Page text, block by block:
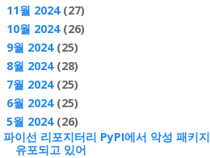
11월 2024 (27)
10월 2024 (26)
9월 2024 (25)
8월 2024 (28)
7월 2024 (25)
6월 2024 (25)
5월 2024 (26)
파이선 리포지터리 PyPI에서 악성 패키지
유포되고 있어